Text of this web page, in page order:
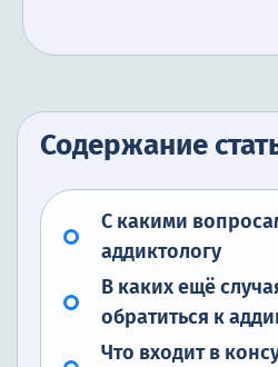
Содержание
С какими
аддиктологу
В каких ещё
обратиться к
Что входит в